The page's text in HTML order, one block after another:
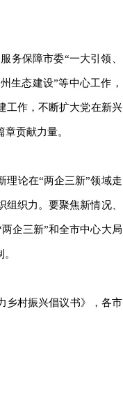
务保障市委“一大引领、
生态建设”等中心工作，
工作，不断扩大党在新兴
贡献力量。
理论在“两企三新”领域走
织力。要聚焦新情况、
企三新”和全市中心大局
乡村振兴倡议书》，各市